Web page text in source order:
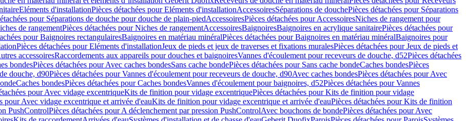
Eléments d'installationPièces détachées pour Eléments d'installationAccessoiresSéparations de douchePièces détachées pour Séparations
pour Séparations de douche pour douche de plain-piedAccessoiresPièces détachées pour AccessoiresNiches de rangement pour
de rangementPièces détachées pour Niches de rangementAccessoiresBaignoiresBaignoires en acrylique sanitairePièces détachées pour
pour Baignoires rectangulairesBaignoires en matériau minéralPièces détachées pour Baignoires en matériau minéralBaignoires pour
Pièces détachées pour Eléments d'installationJeux de pieds et jeux de traverses et fixations muralesPièces détachées pour Jeux de pieds et
accessoiresRaccordements aux appareils pour douches et baignoiresVannes d'écoulement pour receveurs de douche, d52Pièces détachées
bondesPièces détachées pour Avec caches bondesSans cache bondePièces détachées pour Sans cache bondeCaches bondesPièces
douche, d90Pièces détachées pour Vannes d'écoulement pour receveurs de douche, d90Avec caches bondesPièces détachées pour Avec
Caches bondesPièces détachées pour Caches bondesVannes d'écoulement pour baignoires, d52Pièces détachées pour Vannes
pour Avec vidage excentriqueKits de finition pour vidage excentriquePièces détachées pour Kits de finition pour vidage
pour Avec vidage excentrique et arrivée d'eauKits de finition pour vidage excentrique et arrivée d'eauPièces détachées pour Kits de finition
PushControlPièces détachées pour A déclenchement par pression PushControlAvec bouchons de bondePièces détachées pour Avec